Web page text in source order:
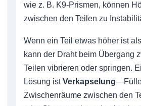
wie z. B. K9-Prismen, können
zwischen den Teilen zu
Wenn ein Teil etwas höher ist
kann der Draht beim Übergang
Teilen vibrieren oder springen.
Lösung istVerkapselung
Zwischenräume zwischen den